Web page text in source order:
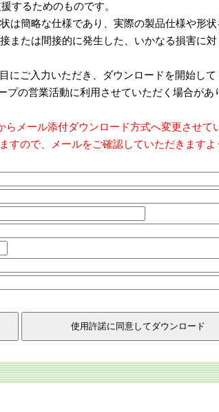
するためのものです。
簡略な仕様であり、実際の製品仕様や形状
たは間接的に発生した、いかなる損害に対
にご入力いただき、ダウンロードを開始して
の営業活動に利用させていただく場合があ
メール添付ダウンロード方式へ変更させて
すので、メールをご確認していただきますよ